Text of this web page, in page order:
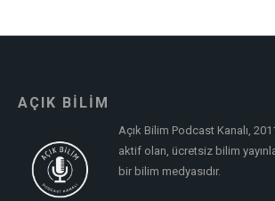
AÇIK BİLİM
Açık Bilim Podcast Kanalı,
aktif olan, ücretsiz bilim
bir bilim medyasıdır.